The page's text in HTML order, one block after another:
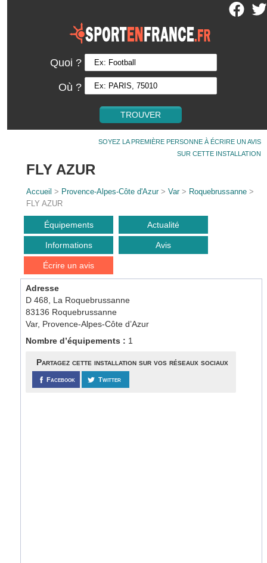
Quoi ?
Où ?
SOYEZ LA PREMIÈRE PERSONNE À ÉCRIRE UN AVIS
SUR CETTE INSTALLATION
FLY AZUR
Accueil > Provence-Alpes-Côte d'Azur>Var> Roquebrussanne >
FLY AZUR
Équipements Actualité
Informations Avis
Écrire un avis
Adresse
D 468, La Roquebrussanne
83136 Roquebrussanne
Var, Provence-Alpes-Côte d’Azur
Nombre d’équipements : 1
Partagez cette installation sur vos réseaux sociaux
Facebook Twitter